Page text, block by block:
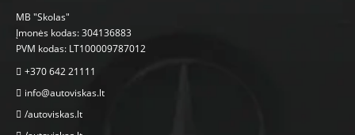
MB "Skolas"
Įmonės kodas: 304136883
PVM kodas: LT100009787012
+370 642 21111
info@autoviskas.lt
/autoviskas.lt